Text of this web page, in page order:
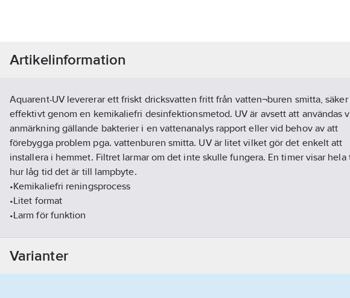
Artikelinformation
Aquarent-UV levererar ett friskt dricksvatten fritt från vatten¬buren smitta, säker
effektivt genom en kemikaliefri desinfektionsmetod. UV är avsett att användas
anmärkning gällande bakterier i en vattenanalys rapport eller vid behov av att
förebygga problem pga. vattenburen smitta. UV är litet vilket gör det enkelt att
installera i hemmet. Filtret larmar om det inte skulle fungera. En timer visar hela
hur låg tid det är till lampbyte.
•Kemikaliefri reningsprocess
•Litet format
•Larm för funktion
G20 / G25
Artikelnummer: 5584484
Varianter